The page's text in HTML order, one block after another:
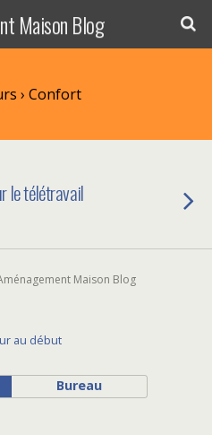
Maison Blog
› Confort
le télétravail
Maison Blog
au début
Bureau